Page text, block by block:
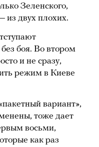
Зеленского,
из двух плохих.
боя. Во втором
и не сразу,
режим в Киеве
вариант»,
тоже дает
восьми,
как раз